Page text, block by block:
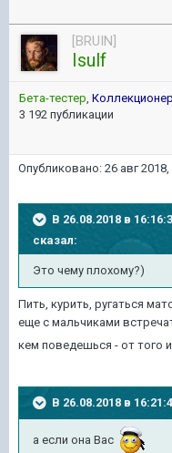
[BRUIN]
Isulf
Бета-тестер Коллекционер
3 192 публикации
Опубликовано: 26 авг
В 26.08.2018 в
сказал:
Это чему плохому?)
Пить, курить, ругаться
еще с мальчиками
кем поведешься - от того
В 26.08.2018 в
а если она Вас